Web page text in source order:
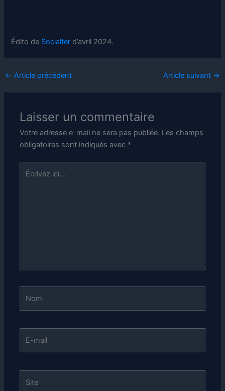
Édito de Socialter d’avril 2024.
← Article précédent Article suivant →
Laisser un commentaire
Votre adresse e-mail ne sera pas publiée. Les champs
obligatoires sont indiqués avec *
Écrivez
ici…